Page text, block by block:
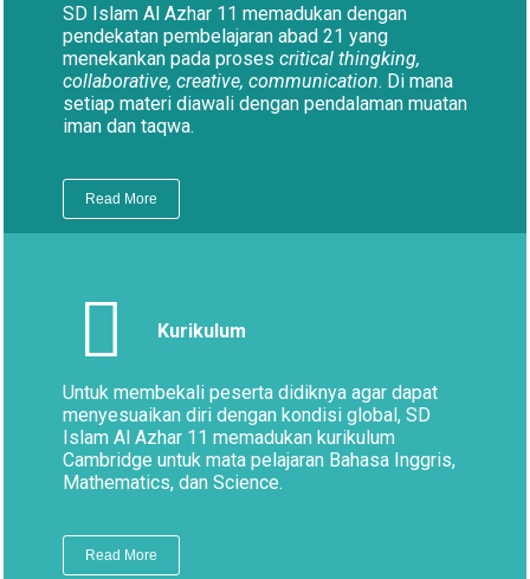
SD Islam Al Azhar 11 memadukan dengan
pendekatan pembelajaran abad 21 yang
menekankan pada proses critical thingking,
collaborative, creative, communication. Di mana
setiap materi diawali dengan pendalaman muatan
iman dan taqwa.
Read More
Kurikulum
Untuk membekali peserta didiknya agar dapat
menyesuaikan diri dengan kondisi global, SD
Islam Al Azhar 11 memadukan kurikulum
Cambridge untuk mata pelajaran Bahasa Inggris,
Mathematics, dan Science.
Read More